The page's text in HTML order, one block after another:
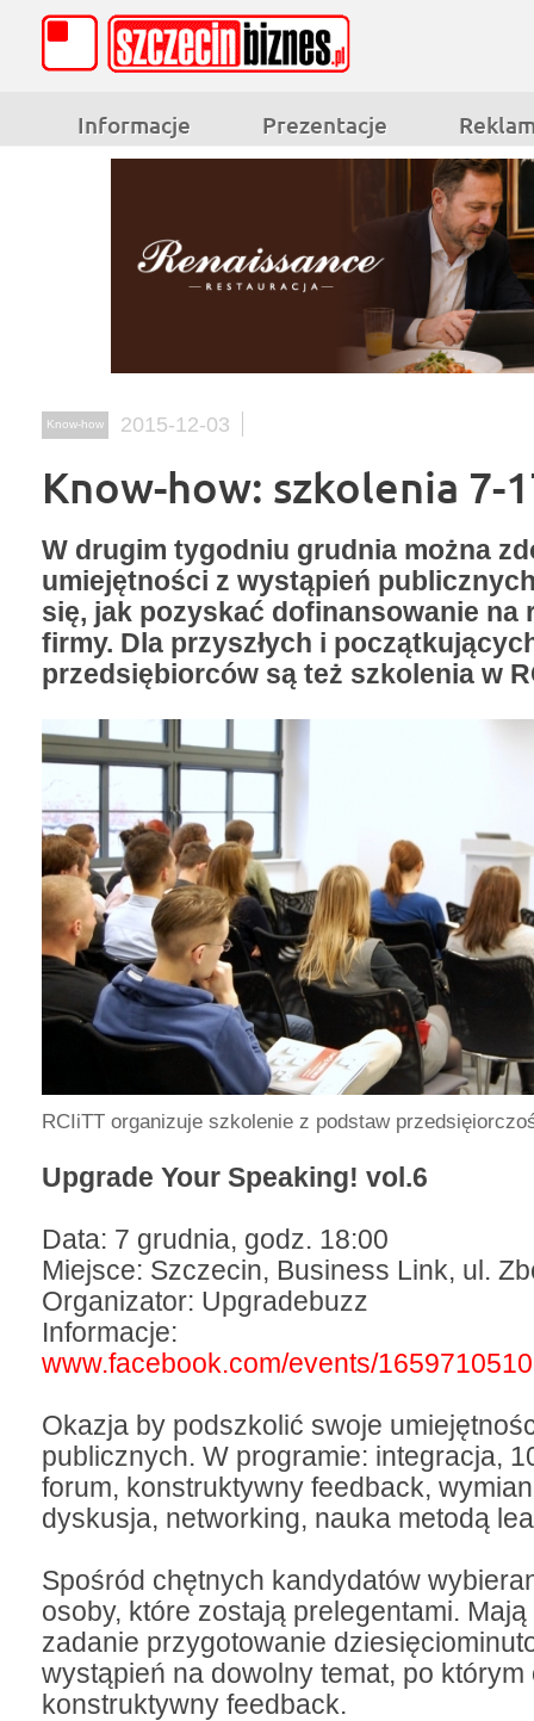
Informacje Prezentacje
Know-how 2015-12-03
Know-how: szkolenia 7-
W drugim tygodniu grudnia można
umiejętności z wystąpień
się, jak pozyskać dofinansowanie na
firmy. Dla przyszłych i
przedsiębiorców są też szkolenia w
RCIiTT organizuje szkolenie z podstaw
Upgrade Your Speaking! vol.6
Data: 7 grudnia, godz. 18:00
Miejsce: Szczecin, Business Link, ul.
Organizator: Upgradebuzz
Informacje:
www.facebook.com/events/
Okazja by podszkolić swoje
publicznych. W programie: integracja,
forum, konstruktywny feedback,
dyskusja, networking, nauka metodą
Spośród chętnych kandydatów
osoby, które zostają prelegentami.
zadanie przygotowanie
wystąpień na dowolny temat, po którym
konstruktywny feedback.